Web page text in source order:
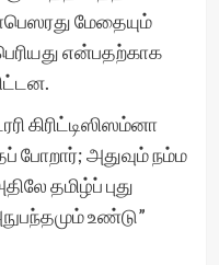
மேதையும்
என்பதற்காக
கிரிட்டிஸிஸம்னா
போறார்; அதுவும் நம்ம
தமிழ்ப் புது
உண்டு”